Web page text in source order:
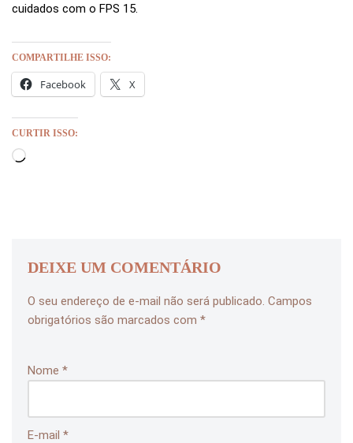
cuidados com o FPS 15.
COMPARTILHE ISSO:
Facebook X
CURTIR ISSO:
DEIXE UM COMENTÁRIO
O seu endereço de e-mail não será publicado. Campos
obrigatórios são marcados com *
Nome *
E-mail *